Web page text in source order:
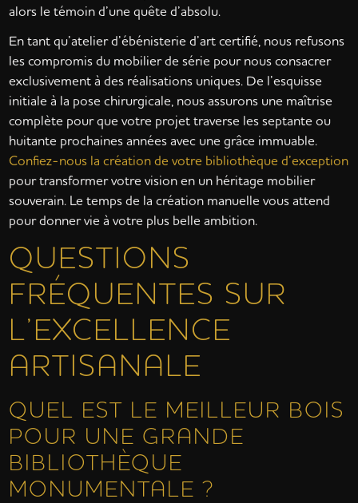
alors le témoin d’une quête d’absolu.
En tant qu’atelier d’ébénisterie d’art certifié, nous refusons
les compromis du mobilier de série pour nous consacrer
exclusivement à des réalisations uniques. De l’esquisse
initiale à la pose chirurgicale, nous assurons une maîtrise
complète pour que votre projet traverse les septante ou
huitante prochaines années avec une grâce immuable.
Confiez-nous la création de votre bibliothèque d’exception
pour transformer votre vision en un héritage mobilier
souverain. Le temps de la création manuelle vous attend
pour donner vie à votre plus belle ambition.
QUESTIONS
FRÉQUENTES SUR
L’EXCELLENCE
ARTISANALE
QUEL EST LE MEILLEUR BOIS
POUR UNE GRANDE
BIBLIOTHÈQUE
MONUMENTALE ?